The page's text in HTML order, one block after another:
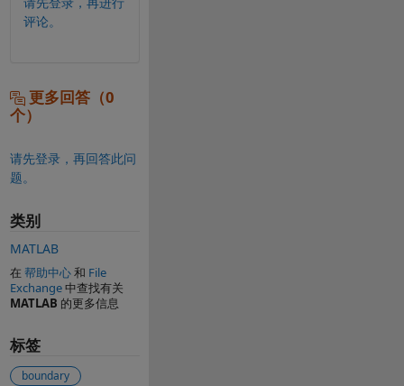
评论。
更多回答（0
个）
请先登录，再回答此问
题。
类别
MATLAB
在 帮助中心和 File
Exchange中查找有关
MATLAB 的更多信息
标签
boundary